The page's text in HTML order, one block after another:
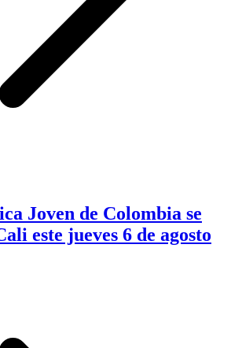
Joven de Colombia se
este jueves 6 de agosto